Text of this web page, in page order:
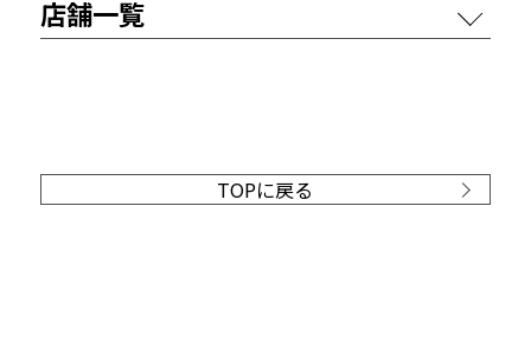
店舗一覧
TOPに戻る